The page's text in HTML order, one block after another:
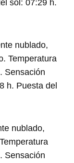
sol: 07:29 h.
nublado,
Temperatura
Sensación
h. Puesta del
nublado,
Sensación